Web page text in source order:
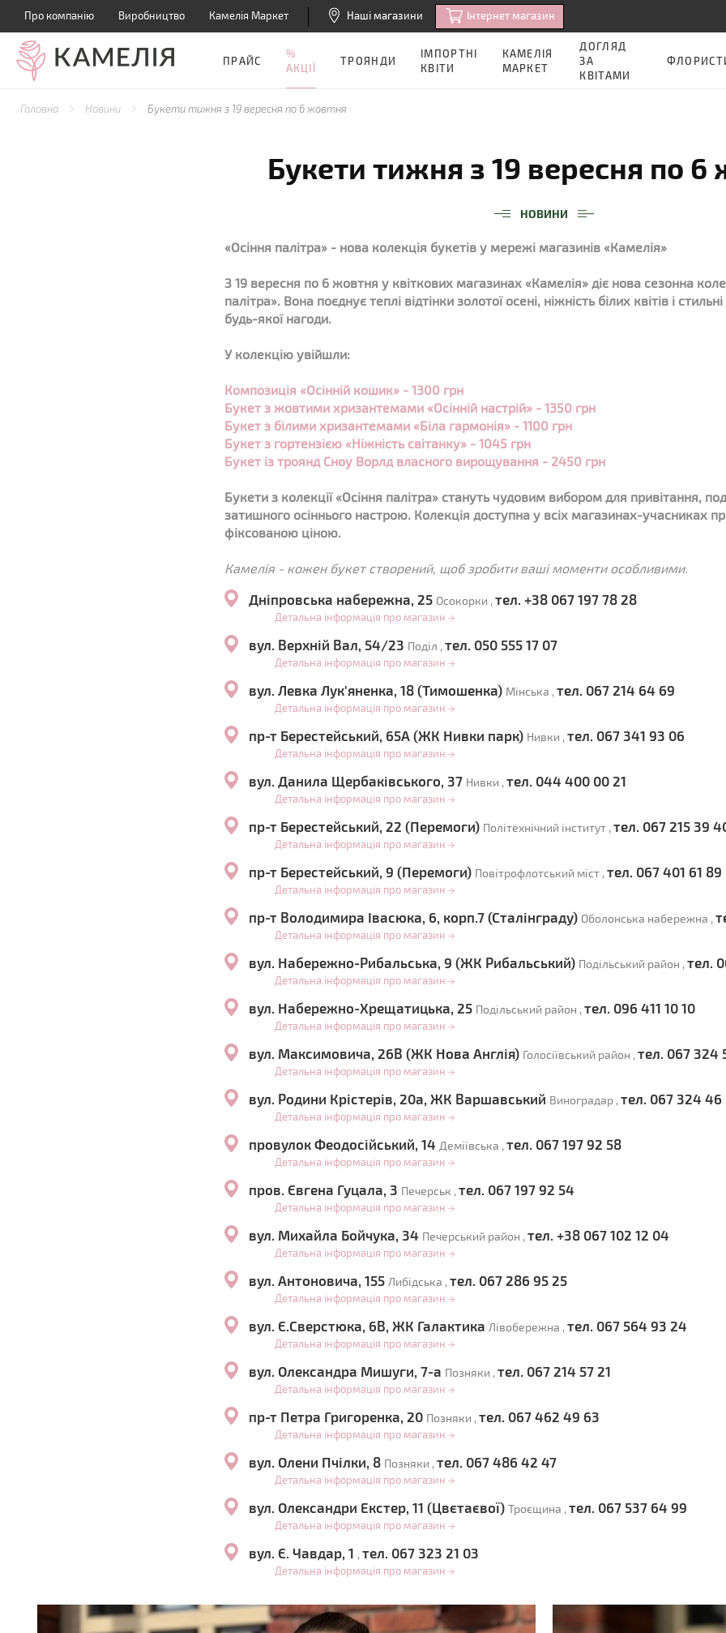
Про компанію Виробництво Камелія Маркет Наші магазини Iнтернет магазин
ПРАЙС
%
АКЦІЇ
ТРОЯНДИ
ІМПОРТНІ
КВІТИ
КАМЕЛІЯ
МАРКЕТ
ДОГЛЯД
ЗА
КВІТАМИ
Головна Новини Букети тижня з 19 вересня по 6 жовтня
Букети тижня з 19 вересня по 6
НОВИНИ
«Осіння палітра» - нова колекція букетів у мережі магазинів «Камелія»
З 19 вересня по 6 жовтня у квіткових магазинах «Камелія» діє нова сезонна
палітра». Вона поєднує теплі відтінки золотої осені, ніжність білих квітів і
будь-якої нагоди.
У колекцію увійшли:
Композиція «Осінній кошик» - 1300 грн
Букет з жовтими хризантемами «Осінній настрій» - 1350 грн
Букет з білими хризантемами «Біла гармонія» - 1100 грн
Букет з гортензією «Ніжність світанку» - 1045 грн
Букет із троянд Сноу Ворлд власного вирощування - 2450 грн
Букети з колекції«Осіння палітра» стануть чудовим вибором для привітання,
затишного осіннього настрою. Колекція доступна у всіх магазинах-учасниках
фіксованою ціною.
Камелія - кожен букет створений, щоб зробити ваші моменти особливими.
Дніпровська набережна, 25 Осокорки , тел. +38 067 197 78 28
Детальна інформація про магазин →
вул. Верхній Вал, 54/23 Поділ , тел. 050 555 17 07
Детальна інформація про магазин →
вул. Левка Лук'яненка, 18 (Тимошенка) Мінська , тел. 067 214 64 69
Детальна інформація про магазин →
пр-т Берестейський, 65А (ЖК Нивки парк) Нивки , тел. 067 341 93 06
Детальна інформація про магазин →
вул. Данила Щербаківського, 37 Нивки , тел. 044 400 00 21
Детальна інформація про магазин →
пр-т Берестейський, 22 (Перемоги) Політехнічний інститут , тел. 067 215 39
Детальна інформація про магазин →
пр-т Берестейський, 9 (Перемоги) Повітрофлотський міст , тел. 067 401 61 89
Детальна інформація про магазин →
пр-т Володимира Івасюка, 6, корп.7 (Сталінграду) Оболонська набережна ,
Детальна інформація про магазин →
вул. Набережно-Рибальська, 9 (ЖК Рибальський) Подільський район , тел.
Детальна інформація про магазин →
вул. Набережно-Хрещатицька, 25 Подільський район , тел. 096 411 10 10
Детальна інформація про магазин →
вул. Максимовича, 26В (ЖК Нова Англія) Голосіївський район , тел. 067 324
Детальна інформація про магазин →
вул. Родини Крістерів, 20а, ЖК Варшавський Виноградар , тел. 067 324 46
Детальна інформація про магазин →
провулок Феодосійський, 14 Деміївська , тел. 067 197 92 58
Детальна інформація про магазин →
пров. Євгена Гуцала, 3 Печерськ , тел. 067 197 92 54
Детальна інформація про магазин →
вул. Михайла Бойчука, 34 Печерський район , тел. +38 067 102 12 04
Детальна інформація про магазин →
вул. Антоновича, 155 Либідська , тел. 067 286 95 25
Детальна інформація про магазин →
вул. Є.Сверстюка, 6В, ЖК Галактика Лівобережна , тел. 067 564 93 24
Детальна інформація про магазин →
вул. Олександра Мишуги, 7-а Позняки , тел. 067 214 57 21
Детальна інформація про магазин →
пр-т Петра Григоренка, 20 Позняки , тел. 067 462 49 63
Детальна інформація про магазин →
вул. Олени Пчілки, 8 Позняки , тел. 067 486 42 47
Детальна інформація про магазин →
вул. Олександри Екстер, 11 (Цвєтаєвої) Троєщина , тел. 067 537 64 99
Детальна інформація про магазин →
вул. Є. Чавдар, 1 , тел. 067 323 21 03
Детальна інформація про магазин →